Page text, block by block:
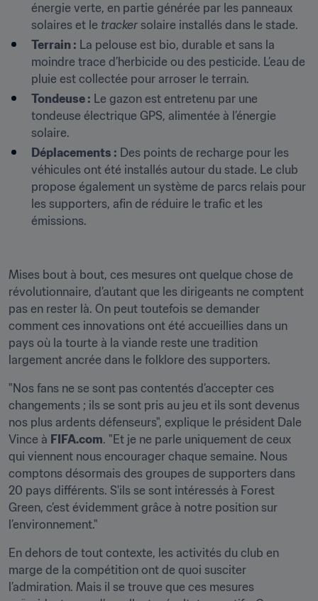
énergie verte, en partie générée par les panneaux
solaires et le tracker solaire installés dans le stade.
Terrain : La pelouse est bio, durable et sans la
moindre trace d’herbicide ou des pesticide. L’eau de
pluie est collectée pour arroser le terrain.
Tondeuse : Le gazon est entretenu par une
tondeuse électrique GPS, alimentée à l’énergie
solaire.
Déplacements : Des points de recharge pour les
véhicules ont été installés autour du stade. Le club
propose également un système de parcs relais pour
les supporters, afin de réduire le trafic et les
émissions.
Mises bout à bout, ces mesures ont quelque chose de
révolutionnaire, d’autant que les dirigeants ne comptent
pas en rester là. On peut toutefois se demander
comment ces innovations ont été accueillies dans un
pays où la tourte à la viande reste une tradition
largement ancrée dans le folklore des supporters.
"Nos fans ne se sont pas contentés d’accepter ces
changements ; ils se sont pris au jeu et ils sont devenus
nos plus ardents défenseurs", explique le président Dale
Vince à FIFA.com. "Et je ne parle uniquement de ceux
qui viennent nous encourager chaque semaine. Nous
comptons désormais des groupes de supporters dans
20 pays différents. S'ils se sont intéressés à Forest
Green, c’est évidemment grâce à notre position sur
l’environnement."
En dehors de tout contexte, les activités du club en
marge de la compétition ont de quoi susciter
l’admiration. Mais il se trouve que ces mesures